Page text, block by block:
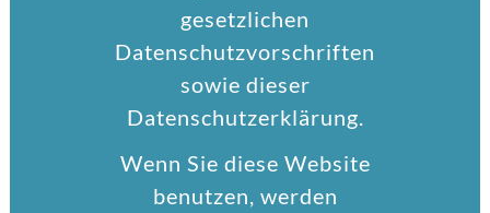
gesetzlichen
Datenschutzvorschriften
sowie dieser
Datenschutzerklärung.
Wenn Sie diese Website
benutzen, werden